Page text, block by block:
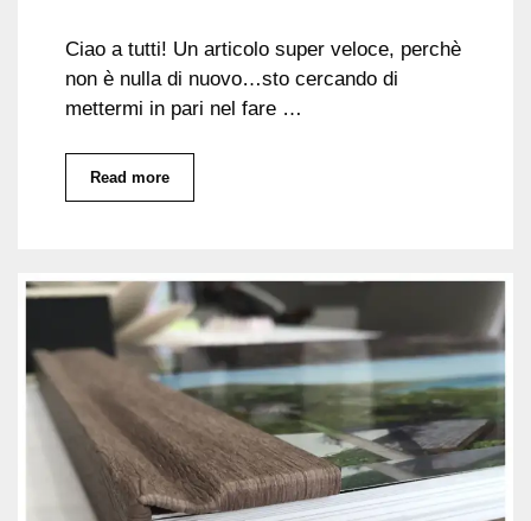
Ciao a tutti! Un articolo super veloce, perchè
non è nulla di nuovo…sto cercando di
mettermi in pari nel fare …
Read more